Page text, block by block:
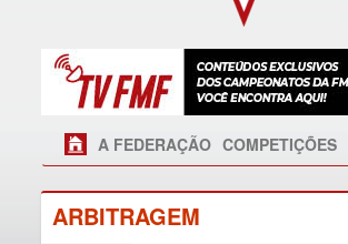
A FEDERAÇÃO COMPETIÇÕES
ARBITRAGEM